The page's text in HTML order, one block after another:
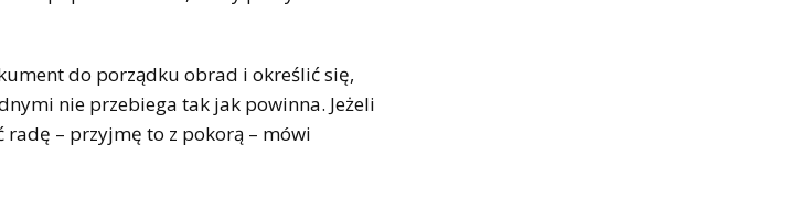
do porządku obrad i określić się,
nie przebiega tak jak powinna. Jeżeli
radę – przyjmę to z pokorą – mówi